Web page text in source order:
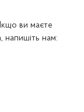
ви маєте
напишіть нам: